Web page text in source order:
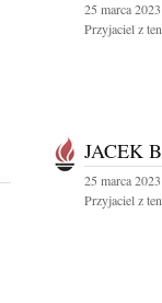
25 marca
Przyjaciel z
JACEK
25 marca
Przyjaciel z